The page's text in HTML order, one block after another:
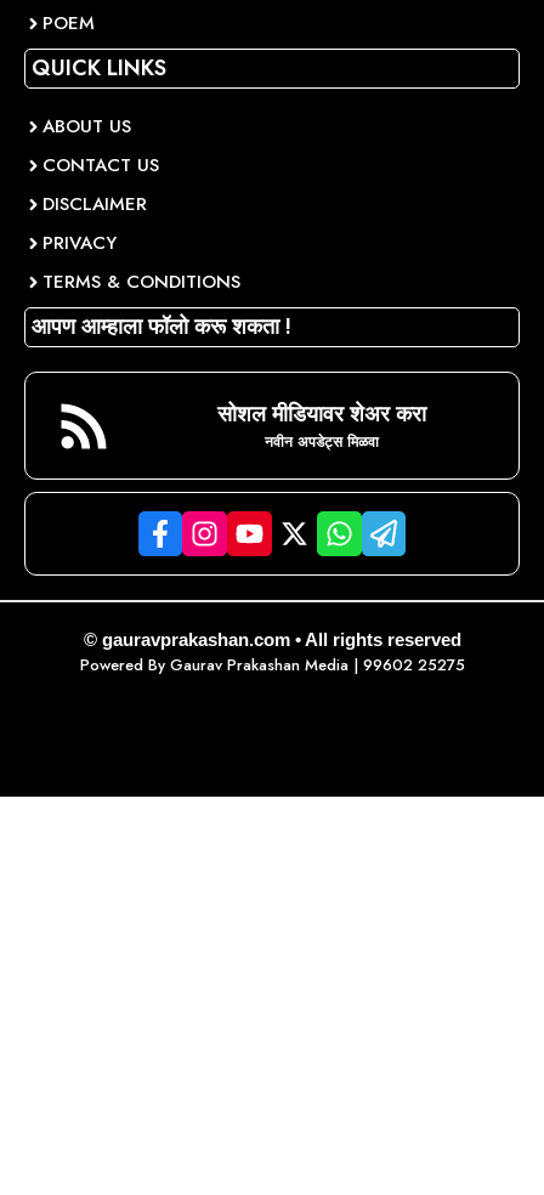
POEM
QUICK LINKS
ABOUT US
CONTACT US
DISCLAIMER
PRIVACY
TERMS & CONDITIONS
आपण आम्हाला फॉलो करू शकता !
सोशल मीडियावर शेअर करा
नवीन अपडेट्स मिळवा
© gauravprakashan.com • All rights reserved
Powered By Gaurav Prakashan Media| 99602 25275